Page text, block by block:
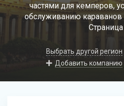
частями для кемперов,
обслуживанию
Страница
Выбрать другой регион
Добавить компанию